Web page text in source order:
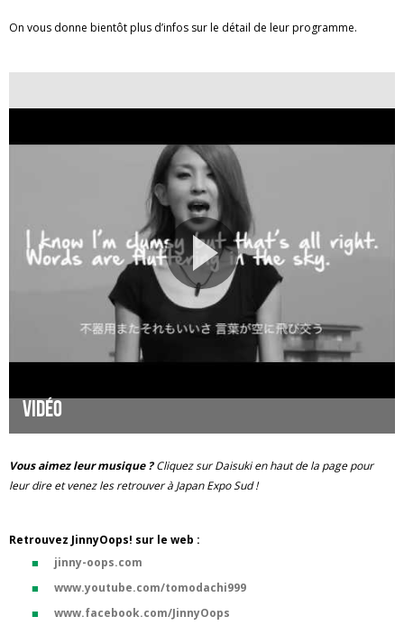
On vous donne bientôt plus d’infos sur le détail de leur programme.
Vidéo
Vous aimez leur musique ?Cliquez sur Daisuki en haut de la page pour
leur dire et venez les retrouver à Japan Expo Sud !
Retrouvez JinnyOops! sur le web :
jinny-oops.com
www.youtube.com/tomodachi999
www.facebook.com/JinnyOops